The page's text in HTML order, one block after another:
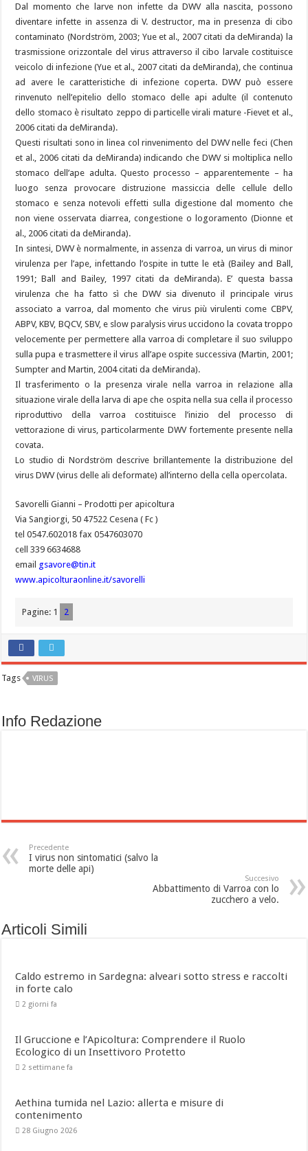
Dal momento che larve non infette da DWV alla nascita, possono
diventare infette in assenza di V. destructor, ma in presenza di cibo
contaminato (Nordström, 2003; Yue et al., 2007 citati da deMiranda) la
trasmissione orizzontale del virus attraverso il cibo larvale costituisce
veicolo di infezione (Yue et al., 2007 citati da deMiranda), che continua
ad avere le caratteristiche di infezione coperta. DWV può essere
rinvenuto nell’epitelio dello stomaco delle api adulte (il contenuto
dello stomaco è risultato zeppo di particelle virali mature -Fievet et al.,
2006 citati da deMiranda).
Questi risultati sono in linea col rinvenimento del DWV nelle feci (Chen
et al., 2006 citati da deMiranda) indicando che DWV si moltiplica nello
stomaco dell’ape adulta. Questo processo – apparentemente – ha
luogo senza provocare distruzione massiccia delle cellule dello
stomaco e senza notevoli effetti sulla digestione dal momento che
non viene osservata diarrea, congestione o logoramento (Dionne et
al., 2006 citati da deMiranda).
In sintesi, DWV è normalmente, in assenza di varroa, un virus di minor
virulenza per l’ape, infettando l’ospite in tutte le età (Bailey and Ball,
1991; Ball and Bailey, 1997 citati da deMiranda). E’ questa bassa
virulenza che ha fatto sì che DWV sia divenuto il principale virus
associato a varroa, dal momento che virus più virulenti come CBPV,
ABPV, KBV, BQCV, SBV, e slow paralysis virus uccidono la covata troppo
velocemente per permettere alla varroa di completare il suo sviluppo
sulla pupa e trasmettere il virus all’ape ospite successiva (Martin, 2001;
Sumpter and Martin, 2004 citati da deMiranda).
Il trasferimento o la presenza virale nella varroa in relazione alla
situazione virale della larva di ape che ospita nella sua cella il processo
riproduttivo della varroa costituisce l’inizio del processo di
vettorazione di virus, particolarmente DWV fortemente presente nella
covata.
Lo studio di Nordström descrive brillantemente la distribuzione del
virus DWV (virus delle ali deformate) all’interno della cella opercolata.
Savorelli Gianni – Prodotti per apicoltura
Via Sangiorgi, 50 47522 Cesena ( Fc )
tel 0547.602018 fax 0547603070
cell 339 6634688
email gsavore@tin.it
www.apicolturaonline.it/savorelli
Pagine: 1 2
Tags VIRUS
Info Redazione
Precedente
I virus non sintomatici (salvo la
morte delle api)
Succesivo
Abbattimento di Varroa con lo
zucchero a velo.
Articoli Simili
Caldo estremo in Sardegna: alveari sotto stress e raccolti
in forte calo
2 giorni fa
Il Gruccione e l’Apicoltura: Comprendere il Ruolo
Ecologico di un Insettivoro Protetto
2 settimane fa
Aethina tumida nel Lazio: allerta e misure di
contenimento
28 Giugno 2026